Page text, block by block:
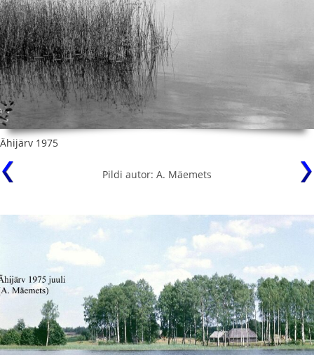
Ähijärv 1975
Pildi autor: A. Mäemets